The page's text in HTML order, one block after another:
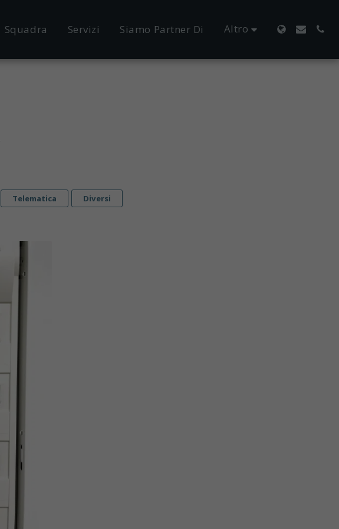
Squadra Servizi Siamo Partner Di Altro
Telematica Diversi